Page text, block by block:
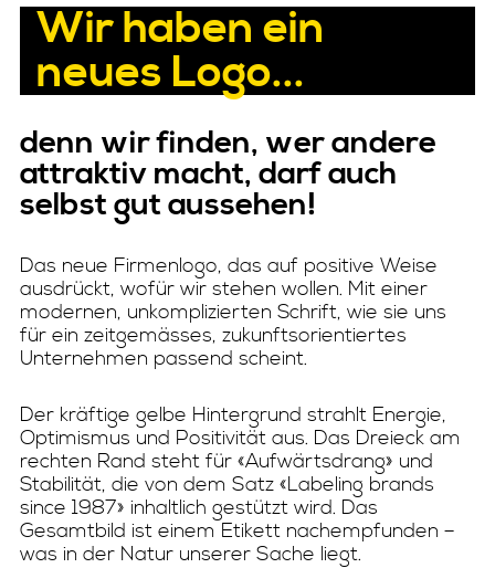
Wir haben ein
neues Logo...
denn wir finden, wer andere
attraktiv macht, darf auch
selbst gut aussehen!
Das neue Firmenlogo, das auf positive Weise
ausdrückt, wofür wir stehen wollen. Mit einer
modernen, unkomplizierten Schrift, wie sie uns
für ein zeitgemässes, zukunftsorientiertes
Unternehmen passend scheint.
Der kräftige gelbe Hintergrund strahlt Energie,
Optimismus und Positivität aus. Das Dreieck am
rechten Rand steht für «Aufwärtsdrang» und
Stabilität, die von dem Satz «Labeling brands
since 1987» inhaltlich gestützt wird. Das
Gesamtbild ist einem Etikett nachempfunden –
was in der Natur unserer Sache liegt.